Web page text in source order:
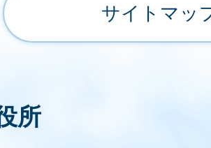
サイトマッ
所